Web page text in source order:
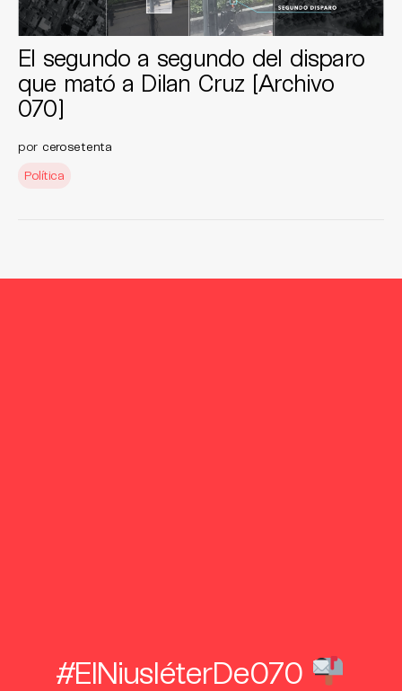
El segundo a segundo del disparo
que mató a Dilan Cruz [Archivo
070]
por cerosetenta
Política
#ElNiusléterDe070